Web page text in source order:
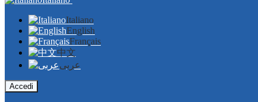
Italiano
English
Français
中文
عربى
Accedi